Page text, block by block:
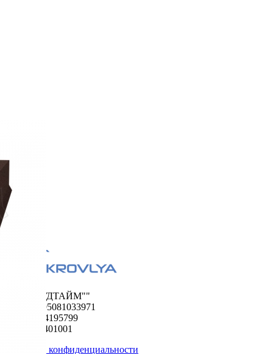
ООО "ФУДТАЙМ""
ОГРН 1195081033971
ИНН 5024195799
КПП 502401001
Политика конфиденциальности